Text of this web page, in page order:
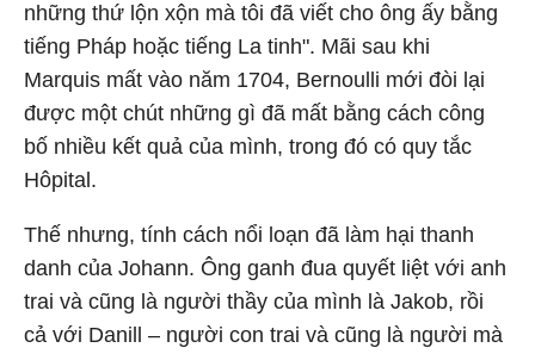
những thứ lộn xộn mà tôi đã viết cho ông ấy bằng
tiếng Pháp hoặc tiếng La tinh". Mãi sau khi
Marquis mất vào năm 1704, Bernoulli mới đòi lại
được một chút những gì đã mất bằng cách công
bố nhiều kết quả của mình, trong đó có quy tắc
Hôpital.
Thế nhưng, tính cách nổi loạn đã làm hại thanh
danh của Johann. Ông ganh đua quyết liệt với anh
trai và cũng là người thầy của mình là Jakob, rồi
cả với Danill – người con trai và cũng là người mà